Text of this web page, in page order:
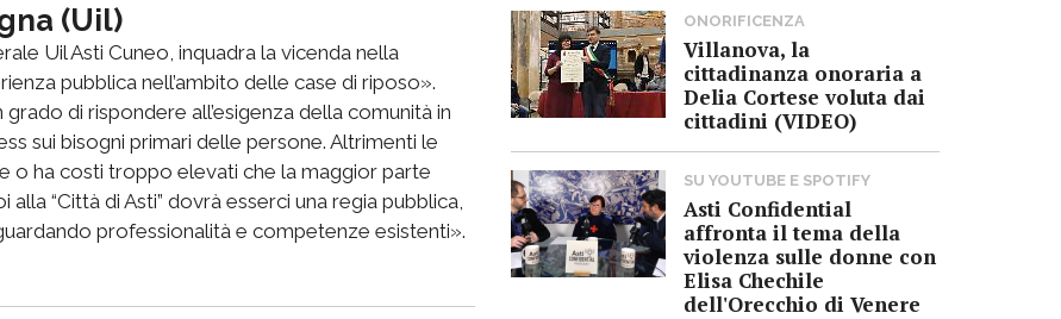
(Uil)
Uil Asti Cuneo, inquadra la vicenda nella
pubblica nell’ambito delle case di riposo».
di rispondere all’esigenza della comunità in
sui bisogni primari delle persone. Altrimenti le
o ha costi troppo elevati che la maggior parte
“Città di Asti” dovrà esserci una regia pubblica,
professionalità e competenze esistenti».
ONORIFICENZA
Villanova, la
cittadinanza onoraria a
Delia Cortese voluta dai
cittadini (VIDEO)
SU YOUTUBE E SPOTIFY
Asti Confidential
affronta il tema della
violenza sulle donne con
Elisa Chechile
dell'Orecchio di Venere